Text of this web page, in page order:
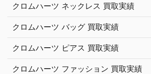
クロムハーツ ネックレス 買取実績
クロムハーツ バッグ 買取実績
クロムハーツ ピアス 買取実績
クロムハーツ ファッション 買取実績